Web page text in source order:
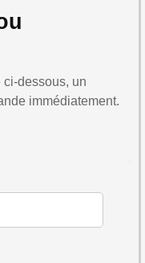
dessous, un
immédiatement.